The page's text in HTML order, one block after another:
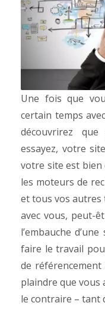
Une fois que
certain temps
découvrirez
essayez, votre
votre site est bien
les moteurs de
et tous vos autres
avec vous, peut-
l’embauche
faire le travail
de
plaindre que vous
le contraire – tant